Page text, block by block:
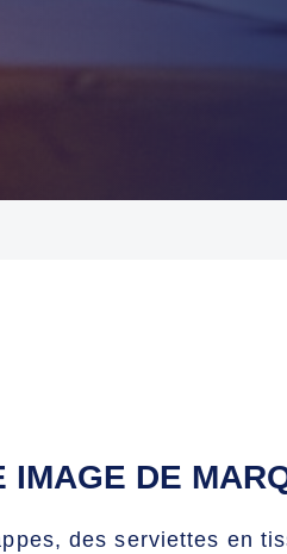
IMAGE DE
des serviettes en